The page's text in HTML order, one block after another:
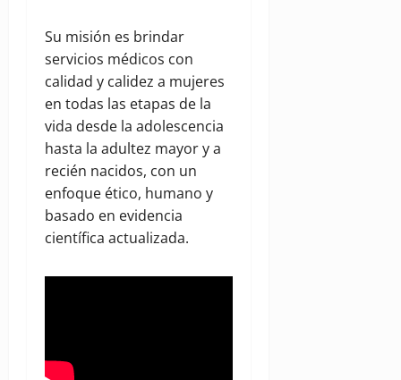
Su misión es brindar
servicios médicos con
calidad y calidez a mujeres
en todas las etapas de la
vida desde la adolescencia
hasta la adultez mayor y a
recién nacidos, con un
enfoque ético, humano y
basado en evidencia
científica actualizada.